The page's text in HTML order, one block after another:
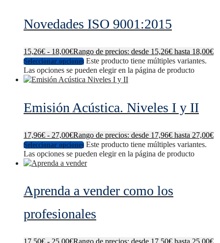
Novedades ISO 9001:2015
15,26€ - 18,00€Rango de precios: desde 15,26€ hasta 18,00€
Seleccionar opciones Este producto tiene múltiples variantes.
Las opciones se pueden elegir en la página de producto
Emisión Acústica. Niveles I y II
17,96€ - 27,00€Rango de precios: desde 17,96€ hasta 27,00€
Seleccionar opciones Este producto tiene múltiples variantes.
Las opciones se pueden elegir en la página de producto
Aprenda a vender como los
profesionales